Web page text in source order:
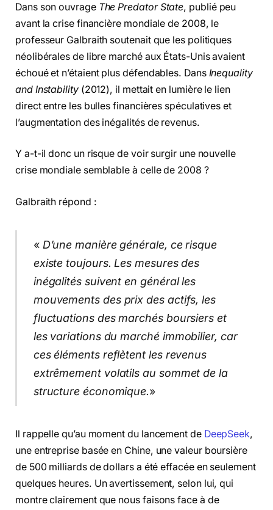
Dans son ouvrage The Predator State, publié peu
avant la crise financière mondiale de 2008, le
professeur Galbraith soutenait que les politiques
néolibérales de libre marché aux États-Unis avaient
échoué et n’étaient plus défendables. Dans Inequality
and Instability(2012), il mettait en lumière le lien
direct entre les bulles financières spéculatives et
l’augmentation des inégalités de revenus.
Y a-t-il donc un risque de voir surgir une nouvelle
crise mondiale semblable à celle de 2008 ?
Galbraith répond :
« D’une manière générale, ce risque
existe toujours. Les mesures des
inégalités suivent en général les
mouvements des prix des actifs, les
fluctuations des marchés boursiers et
les variations du marché immobilier, car
ces éléments reflètent les revenus
extrêmement volatils au sommet de la
structure économique.»
Il rappelle qu’au moment du lancement de DeepSeek,
une entreprise basée en Chine, une valeur boursière
de 500 milliards de dollars a été effacée en seulement
quelques heures. Un avertissement, selon lui, qui
montre clairement que nous faisons face à de